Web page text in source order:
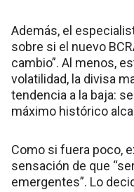
Además, el
sobre si el nuevo
cambio”. Al menos,
volatilidad, la divisa
tendencia a la baja:
máximo histórico
Como si fuera poco,
sensación de que
emergentes”. Lo